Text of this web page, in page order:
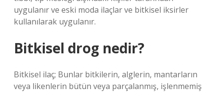
uygulanır ve eski moda ilaçlar ve bitkisel iksirler
kullanılarak uygulanır.
Bitkisel drog nedir?
Bitkisel ilaç; Bunlar bitkilerin, alglerin, mantarların
veya likenlerin bütün veya parçalanmış, işlenmemiş